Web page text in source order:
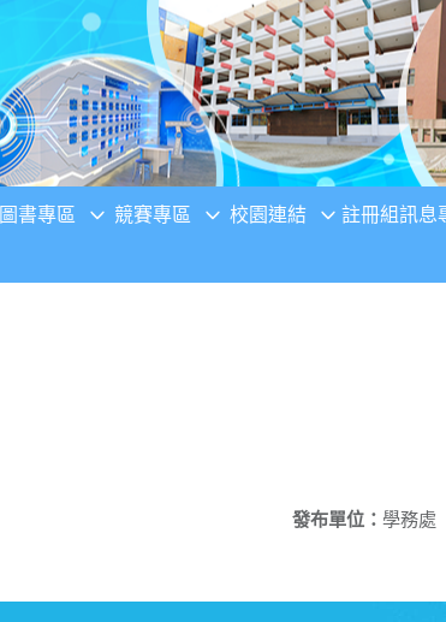
圖書專區 競賽專區 校園連結 註冊組訊息
發布單位： 學務處